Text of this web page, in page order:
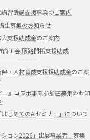
習受講支援事業のご案内
生募集のお知らせ
支援助成金のご案内
商工会 販路開拓支援助成
保・人材育成支援援助成金のご案
ー』コラボ事業参加店募集のお知
じめてのAIセミナー」について
ション2026」出展事業者 募集